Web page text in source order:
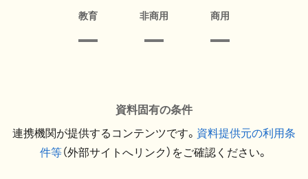
教育 非商用 商用
資料固有の条件
連携機関が提供するコンテンツです。 資料提供元の利用条
件等（外部サイトへリンク）をご確認ください。